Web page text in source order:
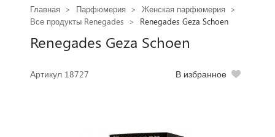
Главная Парфюмерия
Женская парфюмерия
Все продукты Renegades
Renegades Geza Schoen
Renegades Geza Schoen
Артикул 18727 В избранное